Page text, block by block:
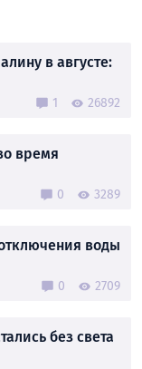
в августе:
1 26892
время
0 3289
воды
0 2709
без света